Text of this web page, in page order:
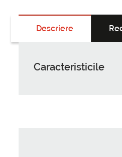
Descriere
Caracteristicile